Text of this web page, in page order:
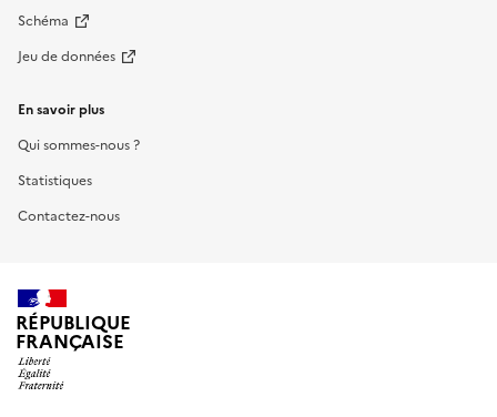
Schéma
Jeu de données
En savoir plus
Qui sommes-nous ?
Statistiques
Contactez-nous
RÉPUBLIQUE
FRANÇAISE